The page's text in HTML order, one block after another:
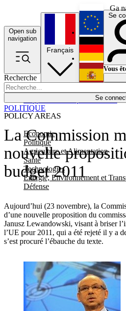
Ga
Open sub
navigation
Recherche
Se
POLICY AREAS
Economie
Politique
Agriculture et Alimentation
Santé
Technologies
Energie, Environnement et
Défense
Économie
Français
English
Deutsch
Se
Vous
La Commission
nouvelle
budget 2011
Aujourd’hui (23 novembre), la
d’une nouvelle proposition du
Janusz Lewandowski, visant à briser
l’UE pour 2011, qui a été rejeté il y a
s’est procuré l’ébauche du texte.
POLITIQUE